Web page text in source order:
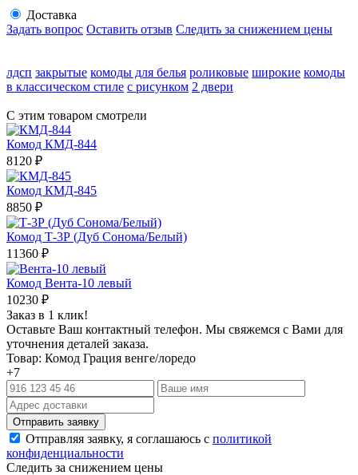
Доставка
Задать вопрос Оставить отзыв Следить за снижением цены
лдсп закрытые комоды для белья роликовые широкие комоды
в классическом стиле с рисунком 2 двери
С этим товаром смотрели
Комод КМД-844
8120 ₽
Комод КМД-845
8850 ₽
Комод Т-3Р (Дуб Сонома/Белый)
11360 ₽
Комод Вента-10 левый
10230 ₽
Заказ в 1 клик!
Оставьте Ваш контактный телефон. Мы свяжемся с Вами для
уточнения деталей заказа.
Товар: Комод Грация венге/лоредо
+7
Отправляя заявку, я соглашаюсь с политикой
конфиденциальности
Следить за снижением цены